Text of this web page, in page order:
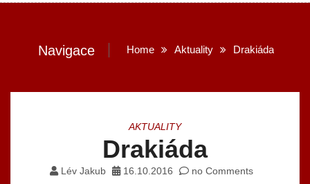
Navigace Home Aktuality Drakiáda
AKTUALITY
Drakiáda
Lév Jakub 16.10.2016 no Comments